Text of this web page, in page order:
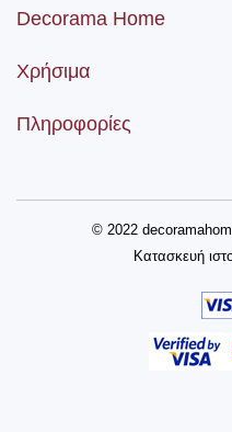
Decorama Home
Χρήσιμα
Πληροφορίες
© 2022
Κατασκευή